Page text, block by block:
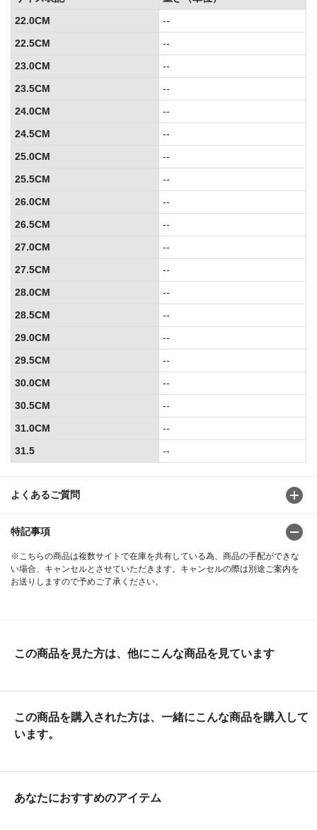
よくあるご質問
特記事項
※こちらの商品は複数サイトで在庫を共有している為、商品の手配ができな
い場合、キャンセルとさせていただきます。キャンセルの際は別途ご案内を
お送りしますので予めご了承ください。
22.0CM
--
22.5CM
--
23.0CM
--
23.5CM
--
24.0CM
--
24.5CM
--
25.0CM
--
25.5CM
--
26.0CM
--
26.5CM
--
27.0CM
--
27.5CM
--
28.0CM
--
28.5CM
--
29.0CM
--
29.5CM
--
30.0CM
--
30.5CM
--
31.0CM
--
31.5
--
この商品を見た方は、他にこんな商品を見ています
この商品を購入された方は、一緒にこんな商品を購入して
います。
あなたにおすすめのアイテム